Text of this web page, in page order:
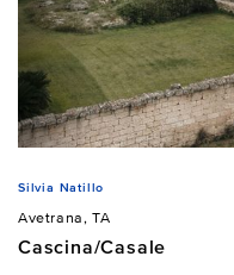
Silvia Natillo
Avetrana, TA
Cascina/Casale